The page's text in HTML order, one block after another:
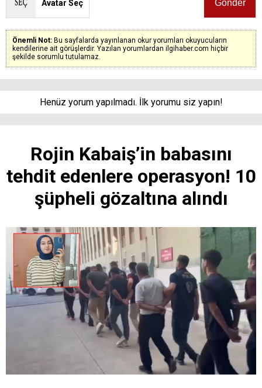
Avatar Seç
Önemli Not: Bu sayfalarda yayınlanan okur yorumları okuyucuların
kendilerine ait görüşlerdir. Yazılan yorumlardan ilgihaber.com hiçbir
şekilde sorumlu tutulamaz.
Henüz yorum yapılmadı. İlk yorumu siz yapın!
Rojin Kabaiş’in babasını
tehdit edenlere operasyon! 10
şüpheli gözaltına alındı